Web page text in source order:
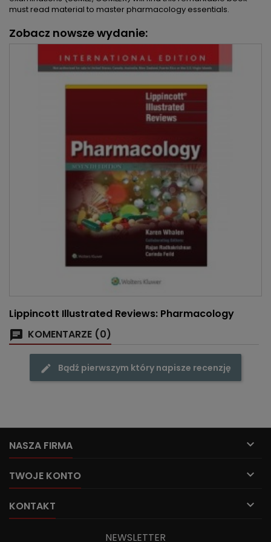
must read material to master pharmacology essentials.
Zobacz nowsze wydanie:
Lippincott Illustrated Reviews: Pharmacology
KOMENTARZE (0)
Bądź pierwszym który napisze recenzję
NASZA FIRMA 
TWOJE KONTO 
KONTAKT 
NEWSLETTER